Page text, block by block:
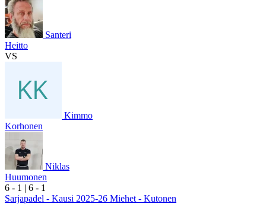
Santeri
Heitto
VS
Kimmo
Korhonen
Niklas
Huumonen
6 - 1 | 6 - 1
Sarjapadel - Kausi 2025-26 Miehet - Kutonen